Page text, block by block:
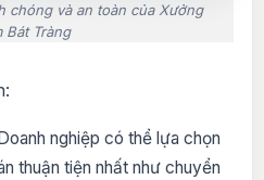
chóng và an toàn của Xưởng
Bát Tràng
Doanh nghiệp có thể lựa chọn
thuận tiện nhất như chuyển